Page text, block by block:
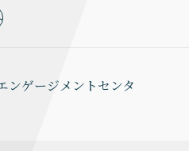
ンゲージメントセンタ